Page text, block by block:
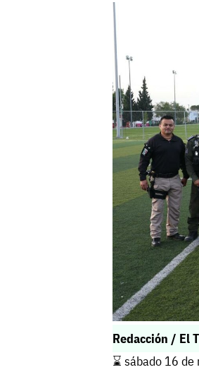
Redacción / El
⌛️ sábado 16